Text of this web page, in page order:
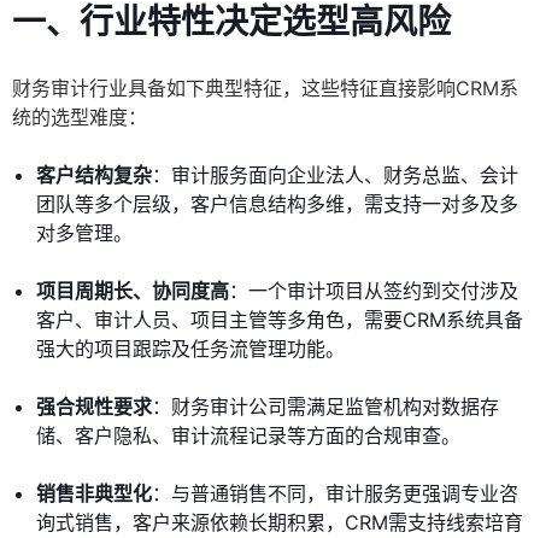
一、行业特性决定选型高风险
财务审计行业具备如下典型特征，这些特征直接影响CRM系
统的选型难度：
客户结构复杂：审计服务面向企业法人、财务总监、会计
团队等多个层级，客户信息结构多维，需支持一对多及多
对多管理。
项目周期长、协同度高：一个审计项目从签约到交付涉及
客户、审计人员、项目主管等多角色，需要CRM系统具备
强大的项目跟踪及任务流管理功能。
强合规性要求：财务审计公司需满足监管机构对数据存
储、客户隐私、审计流程记录等方面的合规审查。
销售非典型化：与普通销售不同，审计服务更强调专业咨
询式销售，客户来源依赖长期积累，CRM需支持线索培育